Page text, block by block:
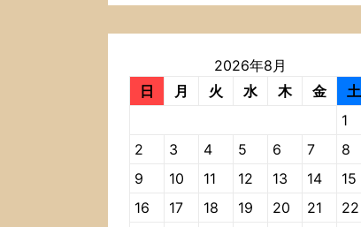
2026年8月
日
月 火 水 木 金
土
1
2
3 4 5 6 7
8
9
10 11 12 13 14
15
16
17 18 19 20 21
22